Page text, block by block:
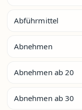
Abführmittel
Abnehmen
Abnehmen ab 20
Abnehmen ab 30